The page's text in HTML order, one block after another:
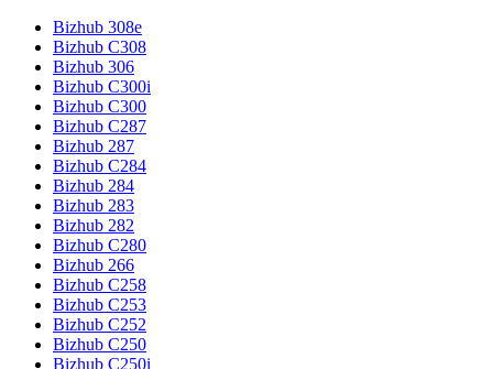
Bizhub 308e
Bizhub C308
Bizhub 306
Bizhub C300i
Bizhub C300
Bizhub C287
Bizhub 287
Bizhub C284
Bizhub 284
Bizhub 283
Bizhub 282
Bizhub C280
Bizhub 266
Bizhub C258
Bizhub C253
Bizhub C252
Bizhub C250
Bizhub C250i